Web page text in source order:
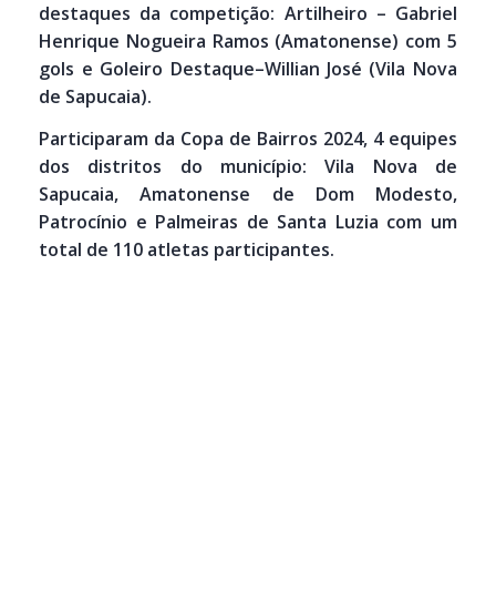
destaques da competição: Artilheiro – Gabriel
Henrique Nogueira Ramos (Amatonense) com 5
gols e Goleiro Destaque–Willian José (Vila Nova
de Sapucaia).
Participaram da Copa de Bairros 2024, 4 equipes
dos distritos do município: Vila Nova de
Sapucaia, Amatonense de Dom Modesto,
Patrocínio e Palmeiras de Santa Luzia com um
total de 110 atletas participantes.